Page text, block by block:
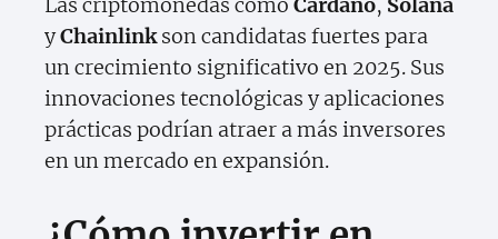
yChainlinkson candidatas fuertes para
un crecimiento significativo en 2025. Sus
innovaciones tecnológicas y aplicaciones
prácticas podrían atraer a más inversores
en un mercado en expansión.